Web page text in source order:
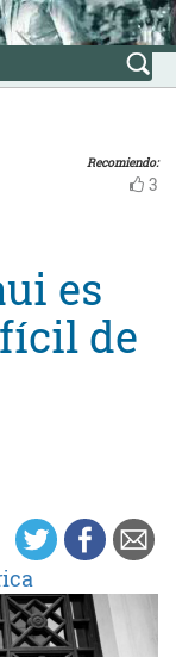
Recomiendo:
3
es
de